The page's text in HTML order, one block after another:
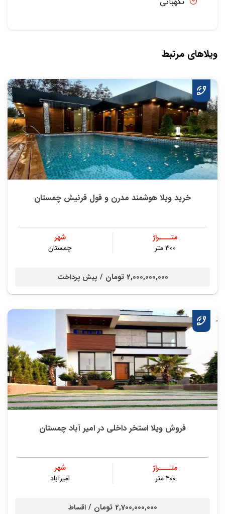
ویلاهای مرتبط
خرید ویلا هوشمند مدرن و فول فرنیش چمستان
متــــراژ
300 متر
شهر
چمستان
2,000,000,000 تومان / پیش پرداخت
فروش ویلا استخر داخلی در امیر آباد چمستان
متــــراژ
۴۰۰ متر
شهر
امیرآباد
2,700,000,000 تومان / اقساط